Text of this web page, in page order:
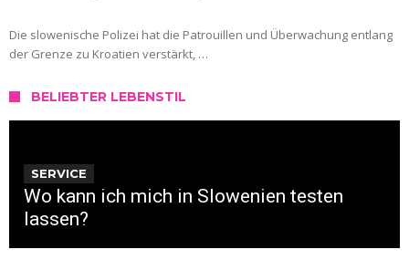
Die slowenische Polizei hat die Patrouillen und Überwachung entlang
der Grenze zu Kroatien verstärkt, …
BELIEBTER LEBENSTIL
SERVICE
Wo kann ich mich in Slowenien testen
lassen?